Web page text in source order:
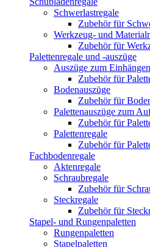
Schwerlastregale
Zubehör für
Werkzeug- und
Zubehör für
Palettenregale und -auszüge
Auszüge zum Einhängen
Zubehör für
Bodenauszüge
Zubehör für
Palettenauszüge zum
Zubehör für
Palettenregale
Zubehör für
Fachbodenregale
Aktenregale
Schraubregale
Zubehör für
Steckregale
Zubehör für
Stapel- und Rungenpaletten
Rungenpaletten
Stapelpaletten